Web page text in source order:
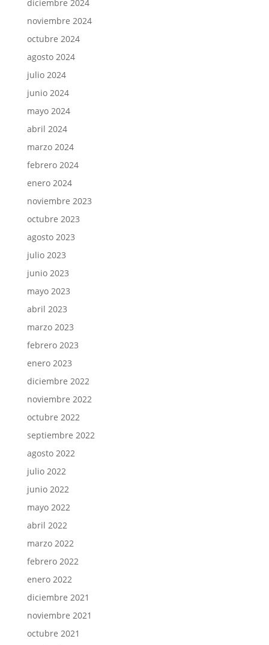
diciembre 2024
noviembre 2024
octubre 2024
agosto 2024
julio 2024
junio 2024
mayo 2024
abril 2024
marzo 2024
febrero 2024
enero 2024
noviembre 2023
octubre 2023
agosto 2023
julio 2023
junio 2023
mayo 2023
abril 2023
marzo 2023
febrero 2023
enero 2023
diciembre 2022
noviembre 2022
octubre 2022
septiembre 2022
agosto 2022
julio 2022
junio 2022
mayo 2022
abril 2022
marzo 2022
febrero 2022
enero 2022
diciembre 2021
noviembre 2021
octubre 2021